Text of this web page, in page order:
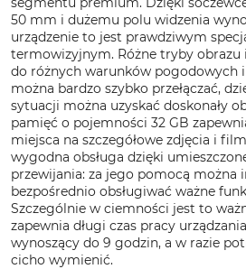
50 mm i dużemu polu widzenia
urządzenie to jest prawdziwym
termowizyjnym. Różne tryby obrazu
do różnych warunków pogodowych
można bardzo szybko przełączać,
sytuacji można uzyskać doskonały
pamięć o pojemności 32 GB
miejsca na szczegółowe zdjęcia i
wygodna obsługa dzięki
przewijania: za jego pomocą można
bezpośrednio obsługiwać ważne
Szczególnie w ciemności jest to
zapewnia długi czas pracy
wynoszący do 9 godzin, a w razie
cicho wymienić.